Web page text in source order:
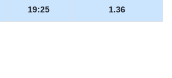
19:25 1.36